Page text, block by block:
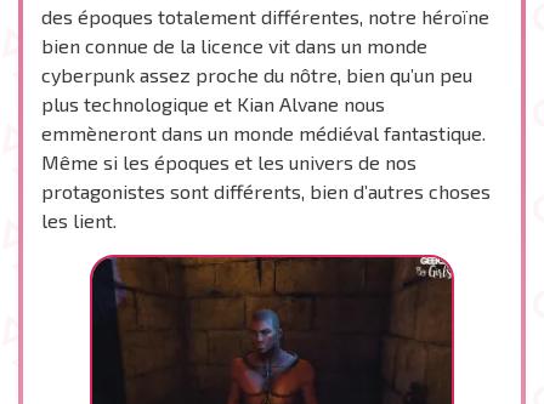
des époques totalement différentes, notre héroïne
bien connue de la licence vit dans un monde
cyberpunk assez proche du nôtre, bien qu’un peu
plus technologique et Kian Alvane nous
emmèneront dans un monde médiéval fantastique.
Même si les époques et les univers de nos
protagonistes sont différents, bien d’autres choses
les lient.